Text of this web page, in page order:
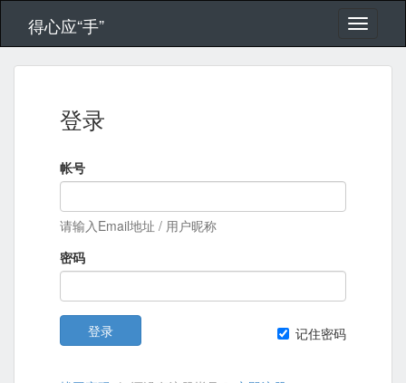
得心应“手”
登录
帐号
请输入Email地址 / 用户昵称
密码
记住密码
登录